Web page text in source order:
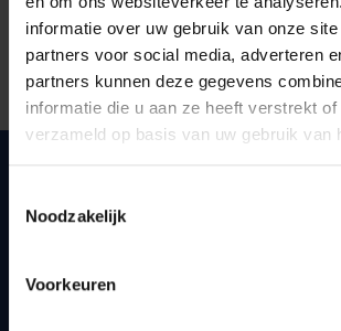
informatie over uw gebruik van onze
partners voor social media, adverteren
partners kunnen deze gegevens
informatie die u aan ze heeft verstrekt
verzameld op basis van uw gebruik van
Noodzakelijk
Voorkeuren
Snel naar